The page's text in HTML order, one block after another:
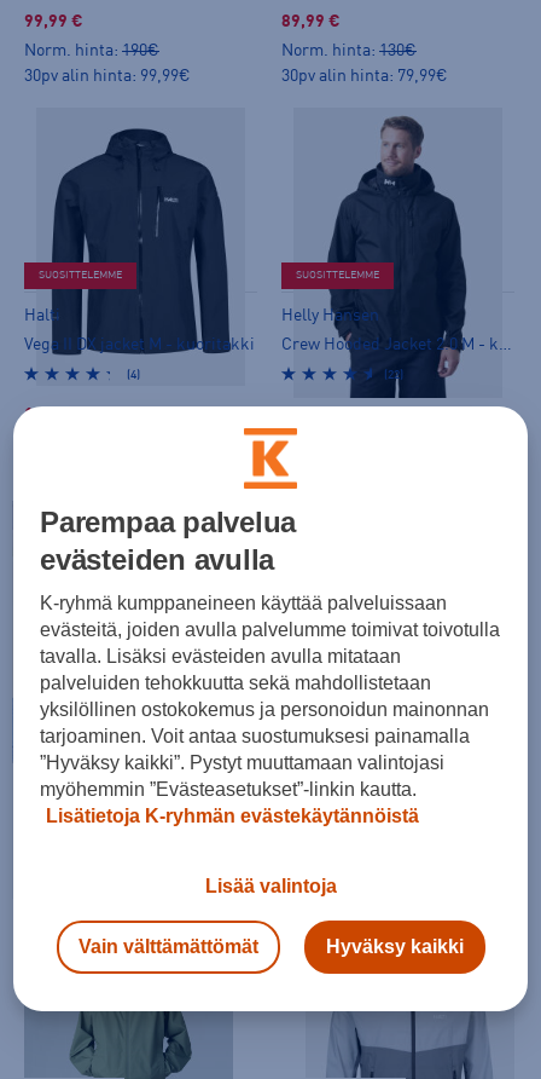
99,99 €
Norm. hinta: 190€
30pv alin hinta: 99,99€
89,99 €
Norm. hinta: 130€
30pv alin hinta: 79,99€
SUOSITTELEMME
Halti
Vega II DX jacket M - kuoritakki
(4)
149,00 €
SUOSITTELEMME
Helly Hansen
Crew Hooded Jacket 2.0 M - kuoritakki
(22)
Norm. hinta:
30pv alin hinta: 149€
Takaisin arkeen ja urheiluun
-30% -24%
Parempaa palvelua
evästeiden avulla
K-ryhmä kumppaneineen käyttää palveluissaan
evästeitä, joiden avulla palvelumme toimivat toivotulla
tavalla. Lisäksi evästeiden avulla mitataan
palveluiden tehokkuutta sekä mahdollistetaan
yksilöllinen ostokokemus ja personoidun mainonnan
tarjoaminen. Voit antaa suostumuksesi painamalla
”Hyväksy kaikki”. Pystyt muuttamaan valintojasi
myöhemmin ”Evästeasetukset”-linkin kautta.
Lisätietoja K-ryhmän evästekäytännöistä
Lisää valintoja
Vain välttämättömät Hyväksy kaikki